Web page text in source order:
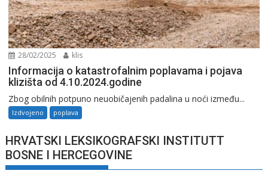
28/02/2025 klis
Informacija o katastrofalnim poplavama i pojava
klizišta od 4.10.2024.godine
Zbog obilnih potpuno neuobičajenih padalina u noći između...
Izdvojeno poplava
HRVATSKI LEKSIKOGRAFSKI INSTITUTT
BOSNE I HERCEGOVINE